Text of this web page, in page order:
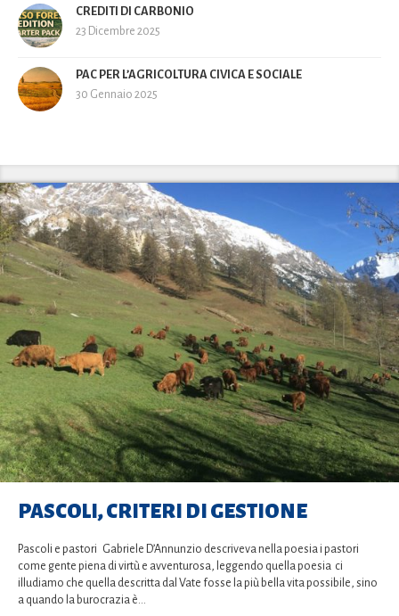
CREDITI DI CARBONIO
23 Dicembre 2025
PAC PER L’AGRICOLTURA CIVICA E SOCIALE
30 Gennaio 2025
PASCOLI, CRITERI DI GESTIONE
Pascoli e pastori Gabriele D’Annunzio descriveva nella poesia i pastori
come gente piena di virtù e avventurosa, leggendo quella poesia ci
illudiamo che quella descritta dal Vate fosse la più bella vita possibile, sino
a quando la burocrazia è…